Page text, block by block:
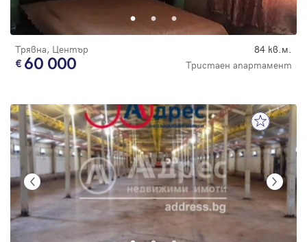
Трявна, Център 84 кв.м.
60 000 Тристаен апартамент